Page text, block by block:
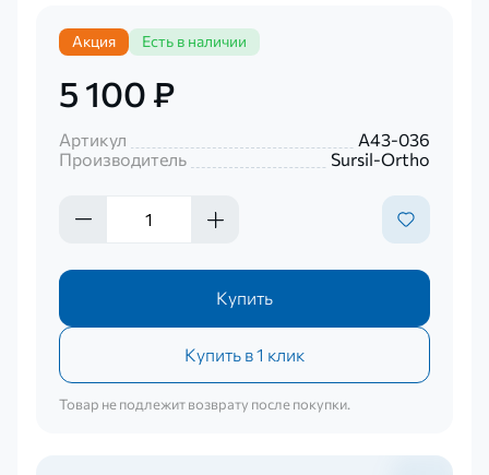
Акция Есть в наличии
5 100 ₽
Артикул
А43-036
Производитель
Sursil-Ortho
Купить
Купить в 1 клик
Товар не подлежит возврату после покупки.